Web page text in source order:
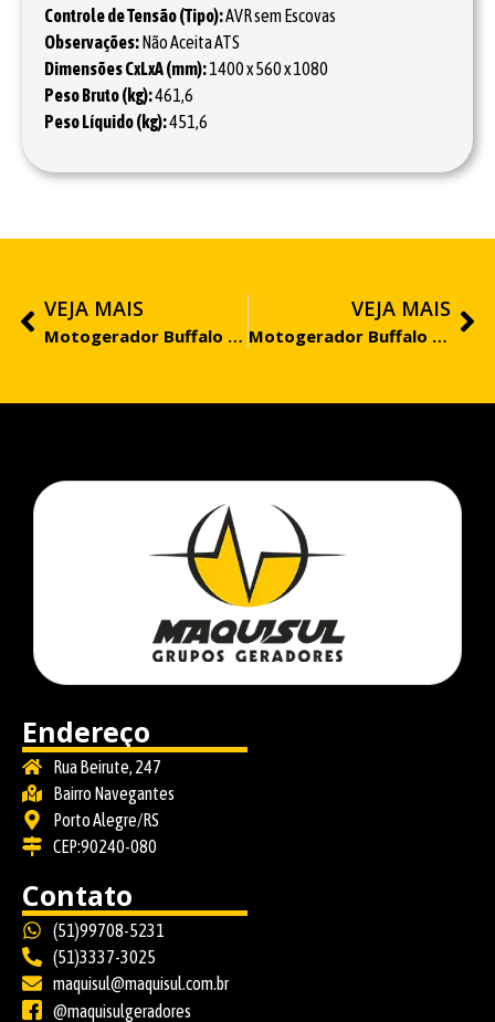
Controle de Tensão (Tipo):AVR sem Escovas
Observações:Não Aceita ATS
Dimensões CxLxA (mm):1400 x 560 x 1080
Peso Bruto (kg):461,6
Peso Líquido (kg):451,6
VEJA MAIS
Motogerador Buffalo BFDE 12.000 Monofásico PRO – Aberto
VEJA MAIS
Motogerador Buffalo BFDE 15.000 Trifásico 380V PRO – Aberto
Endereço
Rua Beirute, 247
Bairro Navegantes
Porto Alegre/RS
CEP:90240-080
Contato
(51)99708-5231
(51)3337-3025
maquisul@maquisul.com.br
@maquisulgeradores